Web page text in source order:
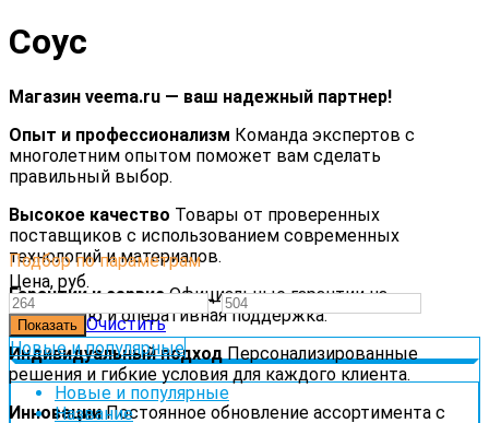
Соус
Магазин veema.ru — ваш надежный партнер!
Опыт и профессионализм Команда экспертов с
многолетним опытом поможет вам сделать
правильный выбор.
Высокое качество Товары от проверенных
поставщиков с использованием современных
технологий и материалов.
Гарантии и сервисОфициальные гарантии на
продукцию и оперативная поддержка.
Индивидуальный подходПерсонализированные
решения и гибкие условия для каждого клиента.
ИнновацииПостоянное обновление ассортимента с
Подбор по параметрам
Цена, руб.
—
Очистить
Новые и популярные
Новые и популярные
Название